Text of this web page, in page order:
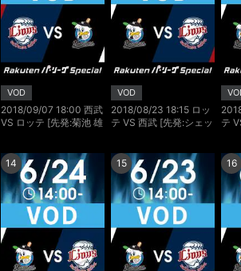
VOD
2018/09/07 18:00 西武
VS ロッテ [先発:菊池 雄
VOD
2018/08/23 18:15 ロッ
テ VS 西武 [先発:シェッ
テ
14 15 16